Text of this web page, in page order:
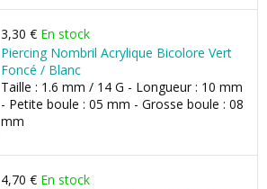
3,30 € En stock
Piercing Nombril Acrylique Bicolore Vert
Foncé / Blanc
Taille : 1.6 mm / 14 G - Longueur : 10 mm
- Petite boule : 05 mm - Grosse boule : 08
mm
4,70 € En stock